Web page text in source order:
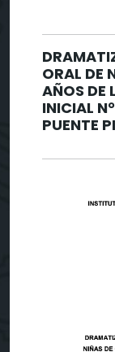
ORAL DE
AÑOS DE
INICIAL
PUENTE